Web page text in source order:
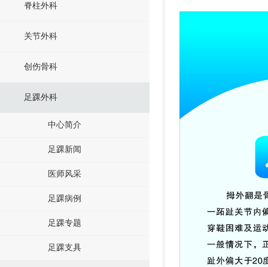
脊柱外科
关节外科
创伤骨科
足踝外科
中心简介
足踝新闻
医师风采
足踝病例
足踝专题
足踝支具